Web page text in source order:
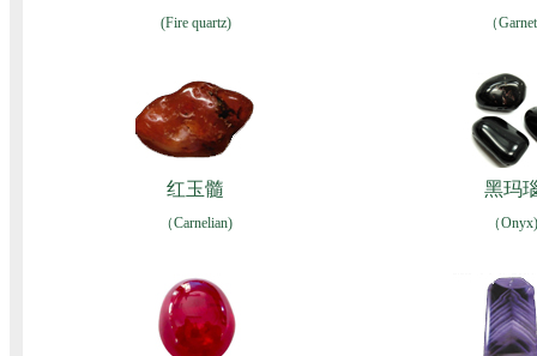
(Fire quartz) （
红玉髓
（Carnelian)
黑玛
（Onyx)